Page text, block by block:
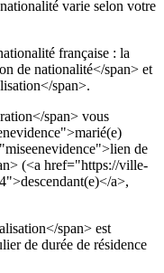
varie selon votre
française : la
de nationalité</span> et
span>.
span> vous
de
(<a href="https://ville-
a>,
span> est
de durée de résidence